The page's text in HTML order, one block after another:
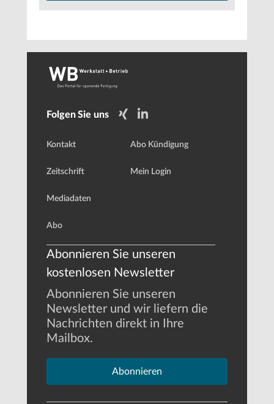
Folgen Sie uns
Kontakt
Zeitschrift
Mediadaten
Abo
Abo Kündigung
Mein Login
Abonnieren Sie unseren
kostenlosen Newsletter
Abonnieren Sie unseren
Newsletter und wir liefern die
Nachrichten direkt in Ihre
Mailbox.
Abonnieren